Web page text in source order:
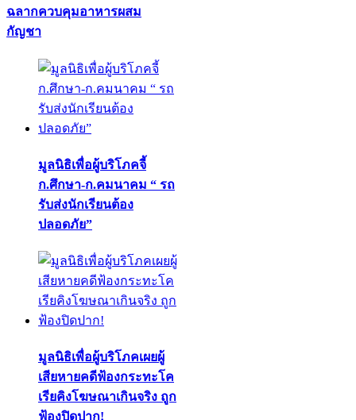
ฉลากควบคุมอาหารผสม
กัญชา
มูลนิธิเพื่อผู้บริโภคจี้
ก.ศึกษา-ก.คมนาคม “ รถ
รับส่งนักเรียนต้อง
ปลอดภัย”
มูลนิธิเพื่อผู้บริโภคเผยผู้
เสียหายคดีฟ้องกระทะโค
เรียคิงโฆษณาเกินจริง ถูก
ฟ้องปิดปาก!